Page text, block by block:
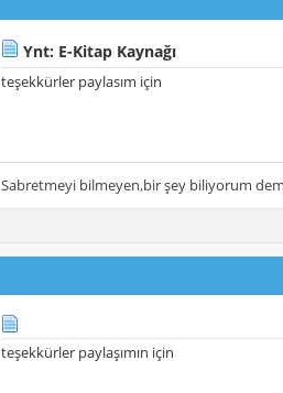
Ynt: E-Kitap Kaynağı
teşekkürler paylasım için
Sabretmeyi bilmeyen,bir şey biliyorum
teşekkürler paylaşımın için